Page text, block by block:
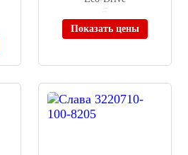
Показать цены